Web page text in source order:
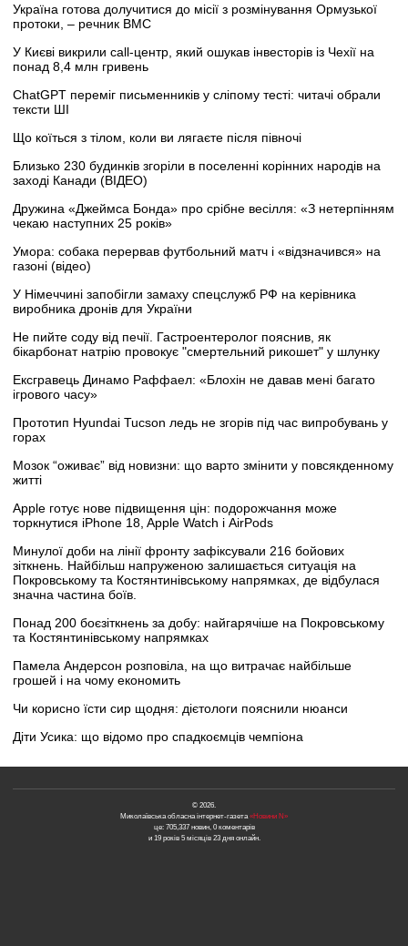
Україна готова долучитися до місії з розмінування Ормузької
протоки, – речник ВМС
У Києві викрили call-центр, який ошукав інвесторів із Чехії на
понад 8,4 млн гривень
ChatGPT переміг письменників у сліпому тесті: читачі обрали
тексти ШІ
Що коїться з тілом, коли ви лягаєте після півночі
Близько 230 будинків згоріли в поселенні корінних народів на
заході Канади (ВІДЕО)
Дружина «Джеймса Бонда» про срібне весілля: «З нетерпінням
чекаю наступних 25 років»
Умора: собака перервав футбольний матч і «відзначився» на
газоні (відео)
У Німеччині запобігли замаху спецслужб РФ на керівника
виробника дронів для України
Не пийте соду від печії. Гастроентеролог пояснив, як
бікарбонат натрію провокує "смертельний рикошет" у шлунку
Ексгравець Динамо Раффаел: «Блохін не давав мені багато
ігрового часу»
Прототип Hyundai Tucson ледь не згорів під час випробувань у
горах
Мозок “оживає” від новизни: що варто змінити у повсякденному
житті
Apple готує нове підвищення цін: подорожчання може
торкнутися iPhone 18, Apple Watch і AirPods
Минулої доби на лінії фронту зафіксували 216 бойових
зіткнень. Найбільш напруженою залишається ситуація на
Покровському та Костянтинівському напрямках, де відбулася
значна частина боїв.
Понад 200 боєзіткнень за добу: найгарячіше на Покровському
та Костянтинівському напрямках
Памела Андерсон розповіла, на що витрачає найбільше
грошей і на чому економить
Чи корисно їсти сир щодня: дієтологи пояснили нюанси
Діти Усика: що відомо про спадкоємців чемпіона
© 2026.
Миколаївська обласна інтернет-газета«Новини N»
це: 705,337 новин, 0 коментарів
и 19 років 5 місяців 23 дня онлайн.